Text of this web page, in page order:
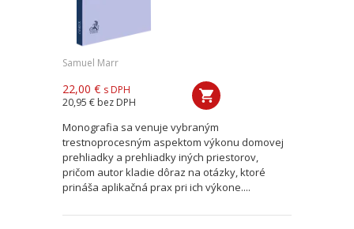
Samuel Marr
22,00 € s DPH
20,95 € bez DPH
Monografia sa venuje vybraným
trestnoprocesným aspektom výkonu domovej
prehliadky a prehliadky iných priestorov,
pričom autor kladie dôraz na otázky, ktoré
prináša aplikačná prax pri ich výkone....